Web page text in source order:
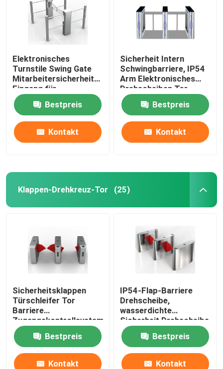
Elektronisches
Turnstile Swing Gate
Mitarbeitersicherheits-
Eingang für
Unternehmen
Bestpreis
Kontakt
Sicherheit Intern
Schwingbarriere, IP54
Arm Elektronisches
Drehscheiben Tor
Bestpreis
Kontakt
Klappen-Drehkreuz-Tor (25)
Sicherheitsklappen
Türschleifer Tor
Barriere
Zugangskontrollsystem
550 mm
Durchgangsbreite
Bestpreis
Kontakt
IP54-Flap-Barriere
Drehscheibe,
wasserdichte
Sicherheit Drehscheibe
Tor angepasst
Bestpreis
Kontakt